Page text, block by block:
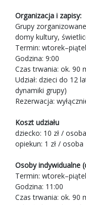
Organizacja i zapisy:
Grupy
domy kultury,
Termin:
Godzina: 9:00
Czas trwania: ok. 90
Udział: dzieci do 12
dynamiki grupy)
Rezerwacja:
Koszt udziału
dziecko: 10 zł / osoba
opiekun: 1 zł / osoba
Osoby indywidualne
Termin:
Godzina: 11:00
Czas trwania: ok. 90